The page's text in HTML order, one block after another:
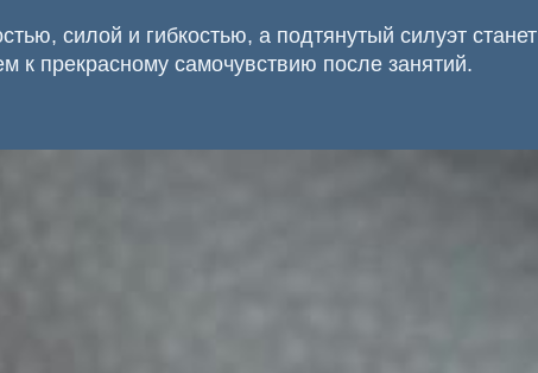
силой и гибкостью, а подтянутый силуэт станет
к прекрасному самочувствию после занятий.